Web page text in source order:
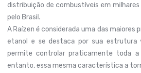
distribuição de combustíveis em
pelo Brasil.
A Raízen é considerada uma das maiores
etanol e se destaca por sua estrutura
permite controlar praticamente toda a
entanto, essa mesma característica a